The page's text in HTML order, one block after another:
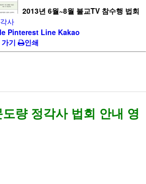
2013년 6월~8월 불교TV 참수행 법회
사
Pinterest Line Kakao
기
인쇄
량 정각사 법회 안내 영